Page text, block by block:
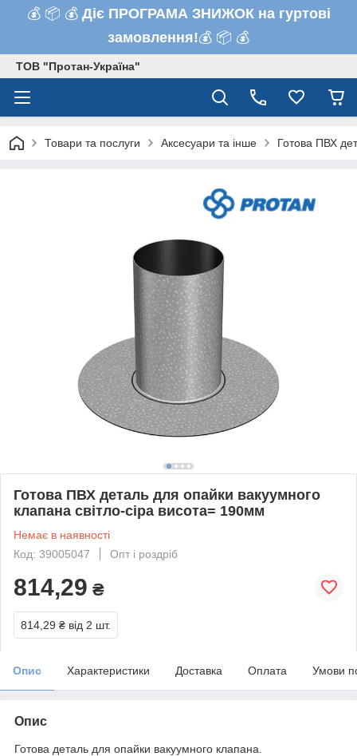
💰 📦 💰 Діє ПРОГРАМА ЗНИЖОК на гуртові
замовлення!💰 📦 💰
ТОВ "Протан-Україна"
Товари та послуги Аксесуари та інше Готова ПВХ
Готова ПВХ деталь для опайки вакуумного
клапана світло-сіра висота= 190мм
Немає в наявності
Код: 39005047
Опт і роздріб
814,29 ₴
814,29 ₴ від 2 шт.
Опис Характеристики Доставка Оплата Умови
Опис
Готова деталь для опайки вакуумного клапана.